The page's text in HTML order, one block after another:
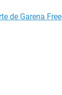
de Garena Free